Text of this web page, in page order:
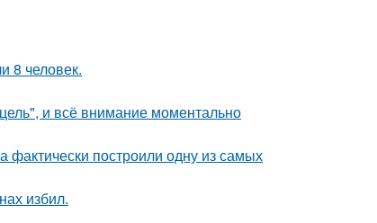
8 человек.
и всё внимание моментально
фактически построили одну из самых
избил.